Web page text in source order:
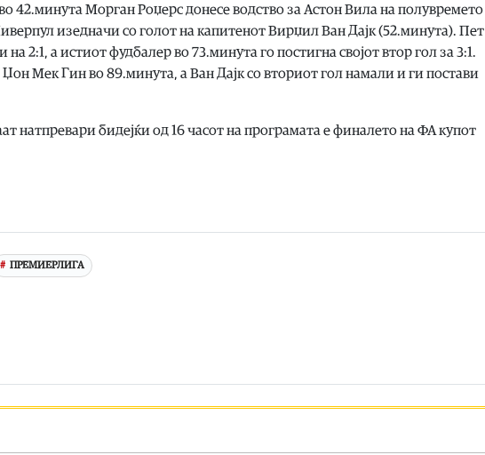
42.минута Морган Роџерс донесе водство за Астон Вила на полувремето
изедначи со голот на капитенот Вирџил Ван Дајк (52.минута). Пет
2:1, а истиот фудбалер во 73.минута го постигна својот втор гол за 3:1.
Џон Мек Гин во 89.минута, а Ван Дајк со вториот гол намали и ги постави
натпревари бидејќи од 16 часот на програмата е финалето на ФА купот
ПРЕМИЕРЛИГА